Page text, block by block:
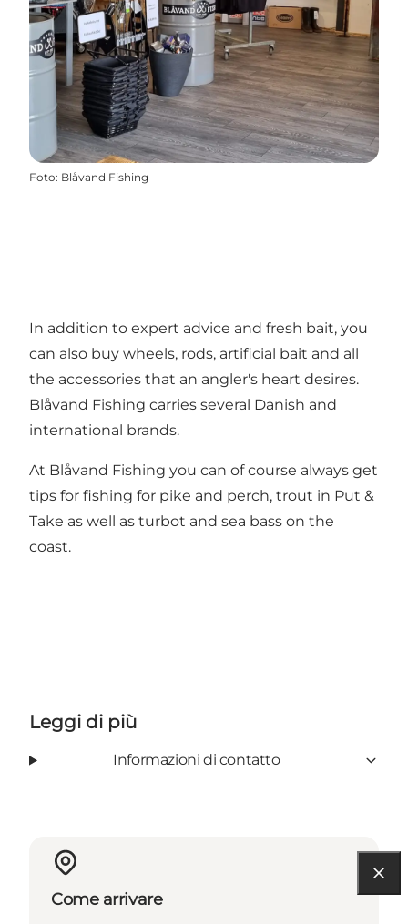
Foto: Blåvand Fishing
In addition to expert advice and fresh bait, you
can also buy wheels, rods, artificial bait and all
the accessories that an angler's heart desires.
Blåvand Fishing carries several Danish and
international brands.
At Blåvand Fishing you can of course always get
tips for fishing for pike and perch, trout in Put &
Take as well as turbot and sea bass on the
coast.
Leggi di più
Informazioni di contatto
Come arrivare